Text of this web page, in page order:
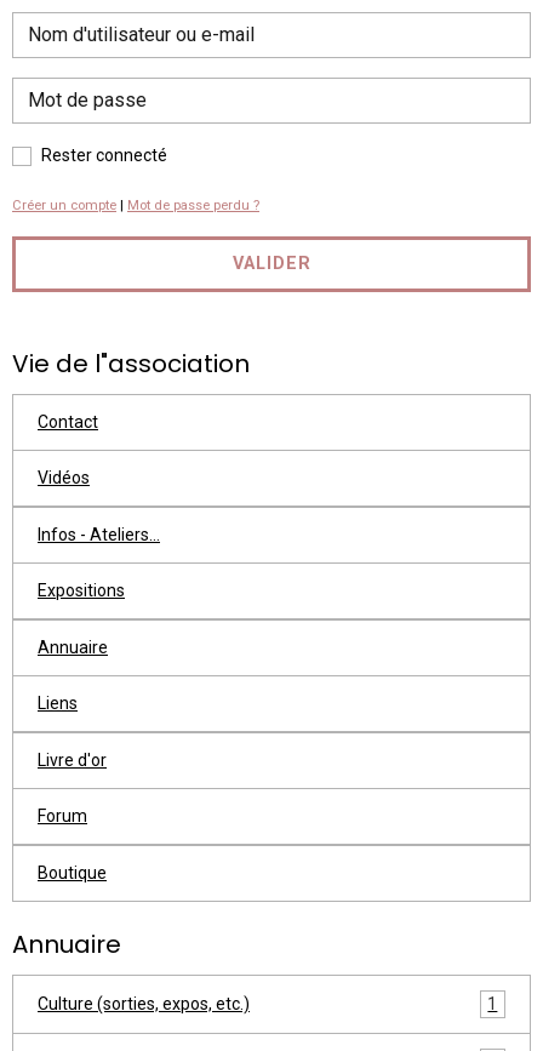
Rester connecté
Créer un compte | Mot de passe perdu ?
VALIDER
Vie de l"association
Contact
Vidéos
Infos - Ateliers...
Expositions
Annuaire
Liens
Livre d'or
Forum
Boutique
Annuaire
Culture (sorties, expos, etc.) 1